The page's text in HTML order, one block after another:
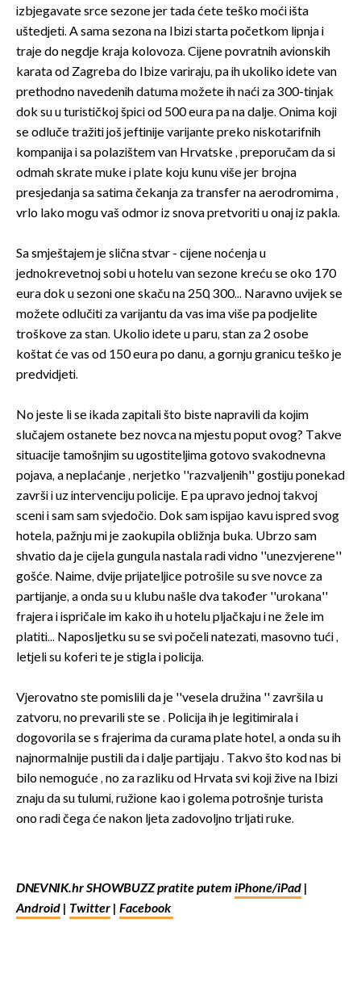
izbjegavate srce sezone jer tada ćete teško moći išta
uštedjeti. A sama sezona na Ibizi starta početkom lipnja i
traje do negdje kraja kolovoza. Cijene povratnih avionskih
karata od Zagreba do Ibize variraju, pa ih ukoliko idete van
prethodno navedenih datuma možete ih naći za 300-tinjak
dok su u turističkoj špici od 500 eura pa na dalje. Onima koji
se odluče tražiti još jeftinije varijante preko niskotarifnih
kompanija i sa polazištem van Hrvatske , preporučam da si
odmah skrate muke i plate koju kunu više jer brojna
presjedanja sa satima čekanja za transfer na aerodromima ,
vrlo lako mogu vaš odmor iz snova pretvoriti u onaj iz pakla.
Sa smještajem je slična stvar - cijene noćenja u
jednokrevetnoj sobi u hotelu van sezone kreću se oko 170
eura dok u sezoni one skaču na 250, 300... Naravno uvijek se
možete odlučiti za varijantu da vas ima više pa podjelite
troškove za stan. Ukolio idete u paru, stan za 2 osobe
koštat će vas od 150 eura po danu, a gornju granicu teško je
predvidjeti.
No jeste li se ikada zapitali što biste napravili da kojim
slučajem ostanete bez novca na mjestu poput ovog? Takve
situacije tamošnjim su ugostiteljima gotovo svakodnevna
pojava, a neplaćanje , nerjetko ''razvaljenih'' gostiju ponekad
završi i uz intervenciju policije. E pa upravo jednoj takvoj
sceni i sam sam svjedočio. Dok sam ispijao kavu ispred svog
hotela, pažnju mi je zaokupila obližnja buka. Ubrzo sam
shvatio da je cijela gungula nastala radi vidno ''unezvjerene''
gošće. Naime, dvije prijateljice potrošile su sve novce za
partijanje, a onda su u klubu našle dva također ''urokana''
frajera i ispričale im kako ih u hotelu pljačkaju i ne žele im
platiti... Naposljetku su se svi počeli natezati, masovno tući ,
letjeli su koferi te je stigla i policija.
Vjerovatno ste pomislili da je ''vesela družina '' završila u
zatvoru, no prevarili ste se . Policija ih je legitimirala i
dogovorila se s frajerima da curama plate hotel, a onda su ih
najnormalnije pustili da i dalje partijaju . Takvo što kod nas bi
bilo nemoguće , no za razliku od Hrvata svi koji žive na Ibizi
znaju da su tulumi, ružione kao i golema potrošnje turista
ono radi čega će nakon ljeta zadovoljno trljati ruke.
DNEVNIK.hr SHOWBUZZ pratite putem iPhone/iPad |
Android | Twitter | Facebook